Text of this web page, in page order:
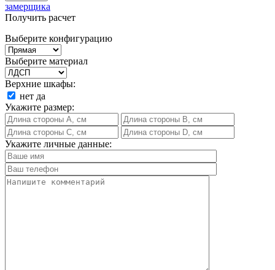
замерщика
Получить расчет
Выберите конфигурацию
Выберите материал
Верхние шкафы:
нет да
Укажите размер:
Укажите личные данные: